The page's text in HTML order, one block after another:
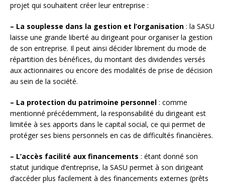
projet qui souhaitent créer leur entreprise :
– La souplesse dans la gestion et l’organisation : la SASU
laisse une grande liberté au dirigeant pour organiser la gestion
de son entreprise. Il peut ainsi décider librement du mode de
répartition des bénéfices, du montant des dividendes versés
aux actionnaires ou encore des modalités de prise de décision
au sein de la société.
– La protection du patrimoine personnel : comme
mentionné précédemment, la responsabilité du dirigeant est
limitée à ses apports dans le capital social, ce qui permet de
protéger ses biens personnels en cas de difficultés financières.
– L’accès facilité aux financements : étant donné son
statut juridique d’entreprise, la SASU permet à son dirigeant
d’accéder plus facilement à des financements externes (prêts